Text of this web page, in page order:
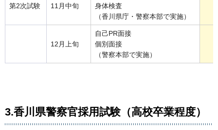
第2次試験 11月中旬
身体検査
（香川県庁・警察本部で実施）
12月上旬
自己PR面接
個別面接
（警察本部で実施）
3.香川県警察官採用試験（高校卒業程度）